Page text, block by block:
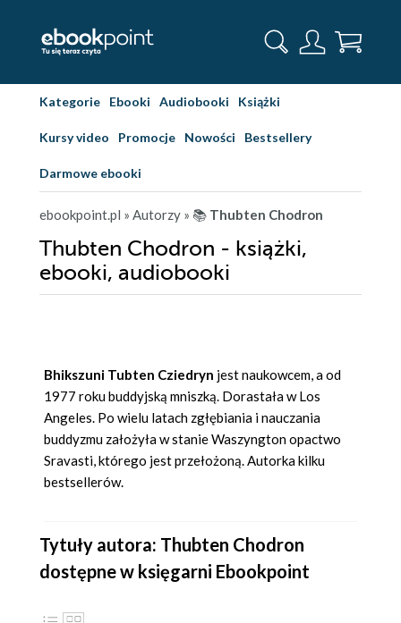
Kategorie Ebooki Audiobooki Książki
Kursy video Promocje Nowości Bestsellery
Darmowe ebooki
ebookpoint.pl » Autorzy » 📚 Thubten Chodron
Thubten Chodron - książki,
ebooki, audiobooki
Bhikszuni Tubten Cziedryn jest naukowcem, a od
1977 roku buddyjską mniszką. Dorastała w Los
Angeles. Po wielu latach zgłębiania i nauczania
buddyzmu założyła w stanie Waszyngton opactwo
Sravasti, którego jest przełożoną. Autorka kilku
bestsellerów.
Tytuły autora: Thubten Chodron
dostępne w księgarni Ebookpoint